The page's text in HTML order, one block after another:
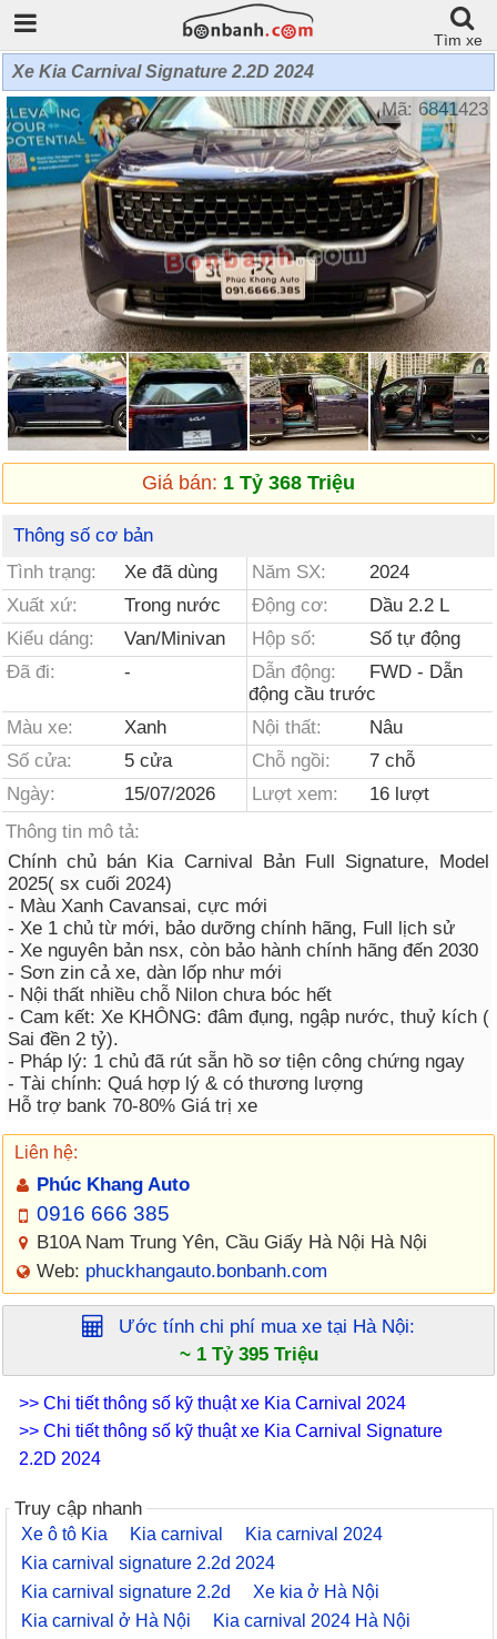
Tìm xe
Xe Kia Carnival Signature 2.2D 2024
Mã: 6841423
Giá bán: 1 Tỷ 368 Triệu
Thông số cơ bản
Tình trạng:
Xe đã dùng Năm SX:
2024
Xuất xứ:
Trong nước Động cơ:
Dầu 2.2 L
Kiểu dáng:
Van/Minivan Hộp số:
Số tự động
Đã đi:
- Dẫn động:
FWD - Dẫn
động cầu trước
Màu xe:
Xanh Nội thất:
Nâu
Số cửa:
5 cửa Chỗ ngồi:
7 chỗ
Ngày:
15/07/2026 Lượt xem:
16 lượt
Thông tin mô tả:
Chính chủ bán Kia Carnival Bản Full Signature, Model
2025( sx cuối 2024)
- Màu Xanh Cavansai, cực mới
- Xe 1 chủ từ mới, bảo dưỡng chính hãng, Full lịch sử
- Xe nguyên bản nsx, còn bảo hành chính hãng đến 2030
- Sơn zin cả xe, dàn lốp như mới
- Nội thất nhiều chỗ Nilon chưa bóc hết
- Cam kết: Xe KHÔNG: đâm đụng, ngập nước, thuỷ kích (
Sai đền 2 tỷ).
- Pháp lý: 1 chủ đã rút sẵn hồ sơ tiện công chứng ngay
- Tài chính: Quá hợp lý & có thương lượng
Hỗ trợ bank 70-80% Giá trị xe
Liên hệ:
Phúc Khang Auto
0916 666 385
B10A Nam Trung Yên, Cầu Giấy Hà Nội Hà Nội
Web: phuckhangauto.bonbanh.com
Ước tính chi phí mua xe tại Hà Nội:
~ 1 Tỷ 395 Triệu
>> Chi tiết thông số kỹ thuật xe Kia Carnival 2024
>> Chi tiết thông số kỹ thuật xe Kia Carnival Signature
2.2D 2024
Truy cập nhanh
Xe ô tô Kia Kia carnival
Kia carnival 2024
Kia carnival signature 2.2d 2024
Kia carnival signature 2.2d
Xe kia ở Hà Nội
Kia carnival ở Hà Nội
Kia carnival 2024 Hà Nội